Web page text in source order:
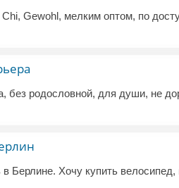
без родословной, для души, не